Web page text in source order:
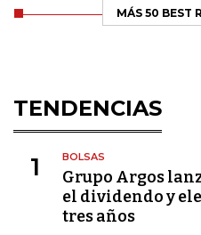
MÁS 50 BEST
TENDENCIAS
1 BOLSAS
Grupo Argos
el dividendo y
tres años